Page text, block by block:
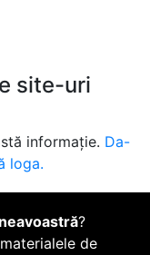
site-uri
informație. Da-
loga.
?
de